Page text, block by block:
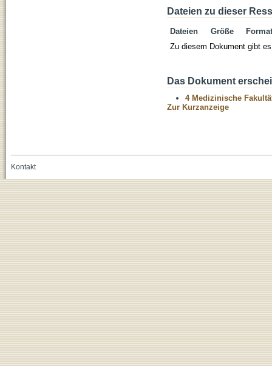
Dateien zu dieser
Dateien Größe
Format
Zu diesem Dokument gibt
Das Dokument
4 Medizinische
Zur Kurzanzeige
Kontakt